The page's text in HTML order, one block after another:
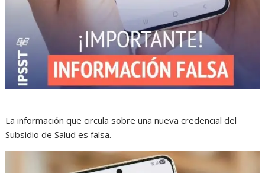
La información que circula sobre una nueva credencial del
Subsidio de Salud es falsa.